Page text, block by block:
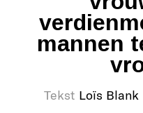
mannen
Tekst Loïs Blank